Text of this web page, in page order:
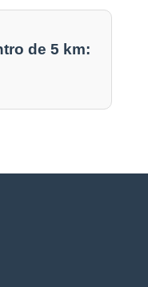
de 5 km: